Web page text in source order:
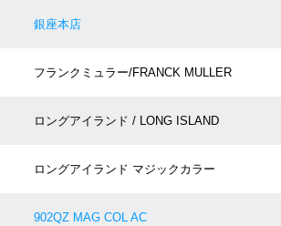
銀座本店
フランクミュラー/FRANCK MULLER
ロングアイランド / LONG ISLAND
ロングアイランド マジックカラー
902QZ MAG COL AC